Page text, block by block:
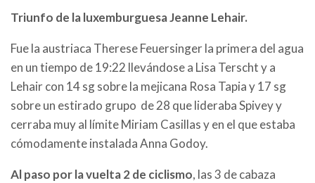
Triunfo de la luxemburguesa Jeanne Lehair.
Fue la austriaca Therese Feuersinger la primera del agua
en un tiempo de 19:22 llevándose a Lisa Terscht y a
Lehair con 14 sg sobre la mejicana Rosa Tapia y 17 sg
sobre un estirado grupo de 28 que lideraba Spivey y
cerraba muy al límite Miriam Casillas y en el que estaba
cómodamente instalada Anna Godoy.
Al paso por la vuelta 2 de ciclismo, las 3 de cabaza